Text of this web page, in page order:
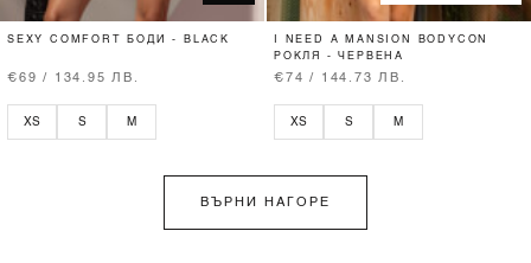
SEXY COMFORT БОДИ - BLACK
€69 / 134.95 ЛВ.
XS S M
I NEED A MANSION BODYCON
РОКЛЯ - ЧЕРВЕНА
€74 / 144.73 ЛВ.
XS S M
ВЪРНИ НАГОРЕ